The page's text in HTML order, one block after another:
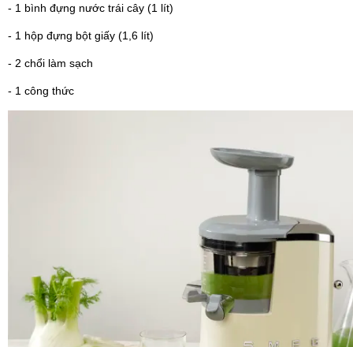
- 1 bình đựng nước trái cây (1 lít)
- 1 hộp đựng bột giấy (1,6 lít)
- 2 chổi làm sạch
- 1 công thức